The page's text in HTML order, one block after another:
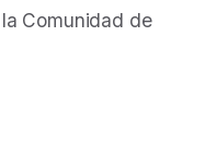
Comunidad de